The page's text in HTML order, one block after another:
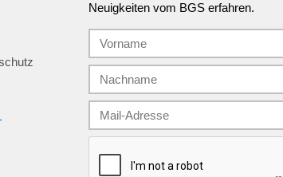
Neuigkeiten vom BGS erfahren.